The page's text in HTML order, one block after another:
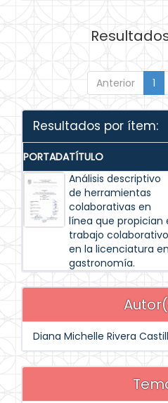
Anterior 1
Resultados por ítem:
PORTADATÍTULO
Análisis descriptivo
de herramientas
colaborativas en
línea que propician
trabajo colaborativo
en la licenciatura en
gastronomía.
Diana Michelle Rivera